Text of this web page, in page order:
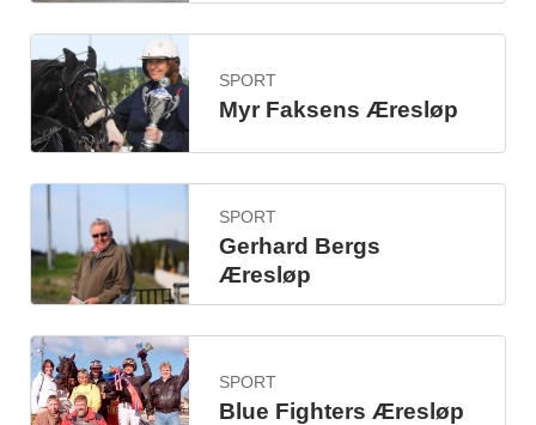
SPORT
Myr Faksens Æresløp
SPORT
Gerhard Bergs
Æresløp
SPORT
Blue Fighters Æresløp